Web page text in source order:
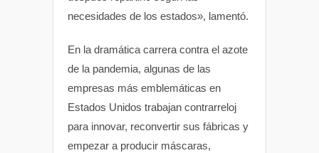
necesidades de los estados», lamentó.
En la dramática carrera contra el azote
de la pandemia, algunas de las
empresas más emblemáticas en
Estados Unidos trabajan contrarreloj
para innovar, reconvertir sus fábricas y
empezar a producir máscaras,